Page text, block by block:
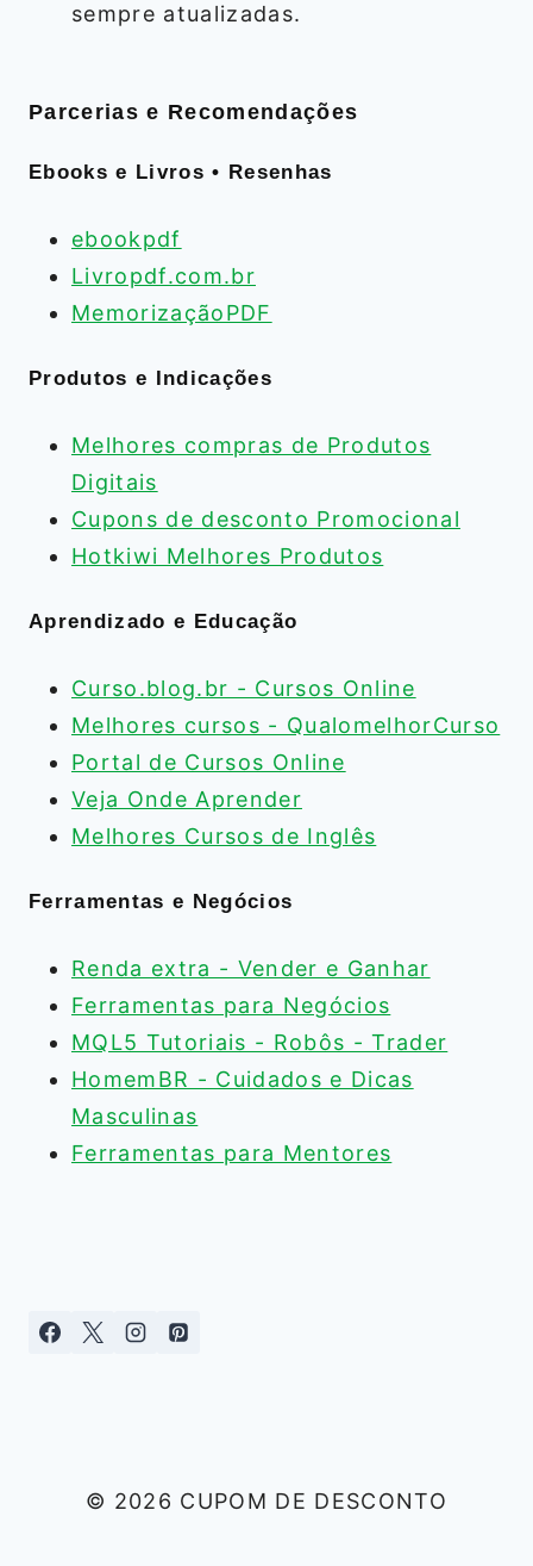
sempre atualizadas.
Parcerias e Recomendações
Ebooks e Livros • Resenhas
ebookpdf
Livropdf.com.br
MemorizaçãoPDF
Produtos e Indicações
Melhores compras de Produtos
Digitais
Cupons de desconto Promocional
Hotkiwi Melhores Produtos
Aprendizado e Educação
Curso.blog.br - Cursos Online
Melhores cursos - QualomelhorCurso
Portal de Cursos Online
Veja Onde Aprender
Melhores Cursos de Inglês
Ferramentas e Negócios
Renda extra - Vender e Ganhar
Ferramentas para Negócios
MQL5 Tutoriais - Robôs - Trader
HomemBR - Cuidados e Dicas
Masculinas
Ferramentas para Mentores
© 2026 CUPOM DE DESCONTO